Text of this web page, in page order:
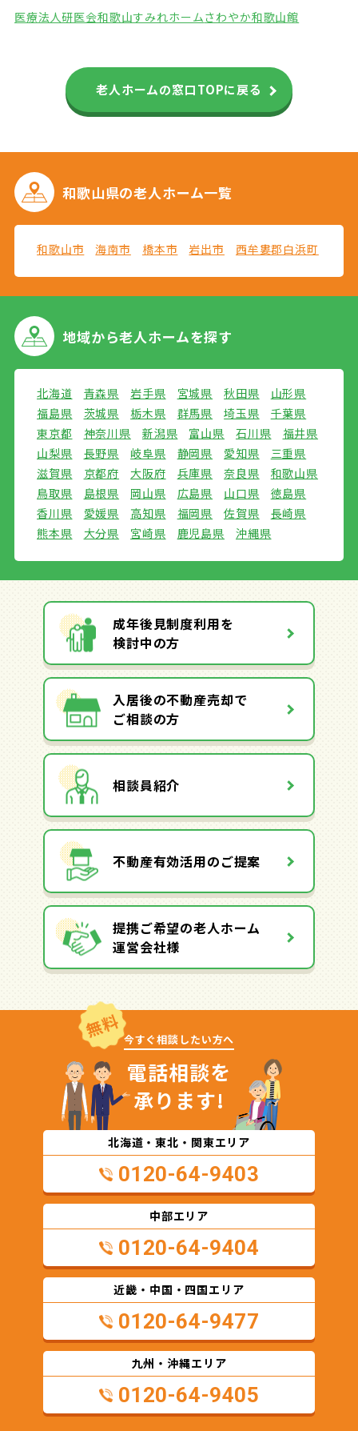
医療法人研医会和歌山すみれホームさわやか和歌山館
老人ホームの窓口TOPに戻る
和歌山県の老人ホーム一覧
和歌山市 海南市 橋本市 岩出市 西牟婁郡白浜町
地域から老人ホームを探す
北海道 青森県 岩手県 宮城県 秋田県
山形県
福島県
茨城県 栃木県 群馬県 埼玉県
千葉県
東京都
神奈川県 新潟県 富山県 石川県
福井県
山梨県
長野県 岐阜県 静岡県 愛知県
三重県
滋賀県
京都府 大阪府 兵庫県 奈良県
和歌山県
鳥取県
島根県 岡山県 広島県 山口県
徳島県
香川県
愛媛県 高知県 福岡県 佐賀県
長崎県
熊本県
大分県 宮崎県 鹿児島県 沖縄県
成年後見制度利用を
検討中の方
入居後の不動産売却で
ご相談の方
相談員紹介
不動産有効活用のご提案
提携ご希望の老人ホーム
運営会社様
無料 今すぐ相談したい方へ
電話相談を
承ります!
北海道・東北・関東エリア
0120-64-9403
中部エリア
0120-64-9404
近畿・中国・四国エリア
0120-64-9477
九州・沖縄エリア
0120-64-9405